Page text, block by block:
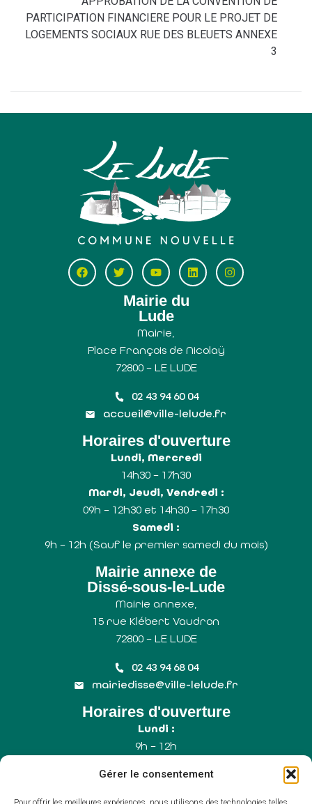
Gérer le consentement
PARTICIPATION FINANCIERE POUR LE PROJET DE
LOGEMENTS SOCIAUX RUE DES BLEUETS ANNEXE
3
Mairie du
Lude
Mairie,
Place François de Nicolaÿ
72800 – LE LUDE
02 43 94 60 04
accueil@ville-lelude.fr
Horaires d'ouverture
Lundi, Mercredi
14h30 – 17h30
Mardi, Jeudi, Vendredi :
09h – 12h30 et 14h30 – 17h30
Samedi :
9h – 12h (Sauf le premier samedi du mois)
Mairie annexe de
Dissé-sous-le-Lude
Mairie annexe,
15 rue Klébert Vaudron
72800 – LE LUDE
02 43 94 68 04
mairiedisse@ville-lelude.fr
Horaires d'ouverture
Lundi :
9h – 12h
9h – 12h
Samedi :